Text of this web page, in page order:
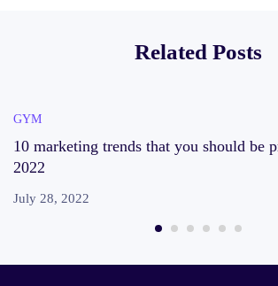
Related Posts
GYM
10 marketing trends that you should be
2022
July 28, 2022